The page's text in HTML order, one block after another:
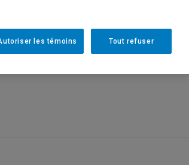
Tout refuser
les témoins